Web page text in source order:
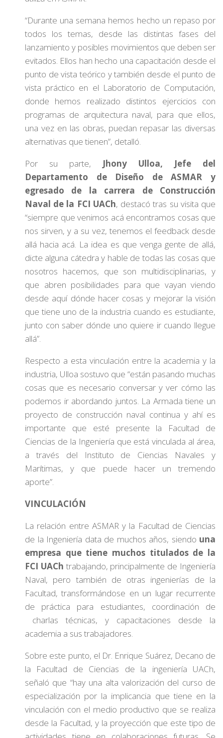
“Durante una semana hemos hecho un repaso por
todos los temas, desde las distintas fases del
lanzamiento y posibles movimientos que deben ser
evitados. Ellos han hecho una capacitación desde el
punto de vista teórico y también desde el punto de
vista práctico en el Laboratorio de Computación,
donde hemos realizado distintos ejercicios con
programas de arquitectura naval, para que ellos,
una vez en las obras, puedan repasar las diversas
alternativas que tienen”, detalló.
Por su parte, Jhony Ulloa, Jefe del
Departamento de Diseño de ASMAR y
egresado de la carrera de Construcción
Naval de la FCI UACh, destacó tras su visita que
“siempre que venimos acá encontramos cosas que
nos sirven, y a su vez, tenemos el feedback desde
allá hacia acá. La idea es que venga gente de allá,
dicte alguna cátedra y hable de todas las cosas que
nosotros hacemos, que son multidisciplinarias, y
que abren posibilidades para que vayan viendo
desde aquí dónde hacer cosas y mejorar la visión
que tiene uno de la industria cuando es estudiante,
junto con saber dónde uno quiere ir cuando llegue
allá”.
Respecto a esta vinculación entre la academia y la
industria, Ulloa sostuvo que “están pasando muchas
cosas que es necesario conversar y ver cómo las
podemos ir abordando juntos. La Armada tiene un
proyecto de construcción naval continua y ahí es
importante que esté presente la Facultad de
Ciencias de la Ingeniería que está vinculada al área,
a través del Instituto de Ciencias Navales y
Marítimas, y que puede hacer un tremendo
aporte”.
VINCULACIÓN
La relación entre ASMAR y la Facultad de Ciencias
de la Ingeniería data de muchos años, siendo una
empresa que tiene muchos titulados de la
FCI UACh trabajando, principalmente de Ingeniería
Naval, pero también de otras ingenierías de la
Facultad, transformándose en un lugar recurrente
de práctica para estudiantes, coordinación de
charlas técnicas, y capacitaciones desde la
academia a sus trabajadores.
Sobre este punto, el Dr. Enrique Suárez, Decano de
la Facultad de Ciencias de la ingeniería UACh,
señaló que “hay una alta valorización del curso de
especialización por la implicancia que tiene en la
vinculación con el medio productivo que se realiza
desde la Facultad, y la proyección que este tipo de